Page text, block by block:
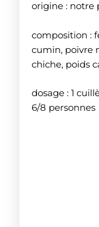
origine : notre
composition :
cumin, poivre
chiche, poids
dosage : 1
6/8 personnes